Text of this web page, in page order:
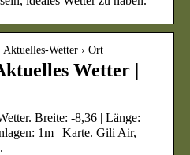
Wetter › Ort
Wetter |
Breite: -8,36 | Länge:
1m | Karte. Gili Air,